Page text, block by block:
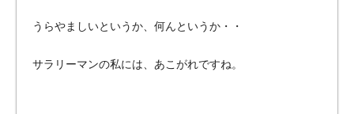
うらやましいというか、何んというか・・
サラリーマンの私には、あこがれですね。